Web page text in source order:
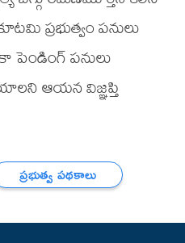
ప్రభుత్వం పనులు
పెండింగ్ పనులు
ఆయన విజ్ఞప్తి
ప్రభుత్వ పథకాలు